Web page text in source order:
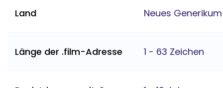
Land Neues Generikum
Länge der .film-Adresse 1 - 63 Zeichen